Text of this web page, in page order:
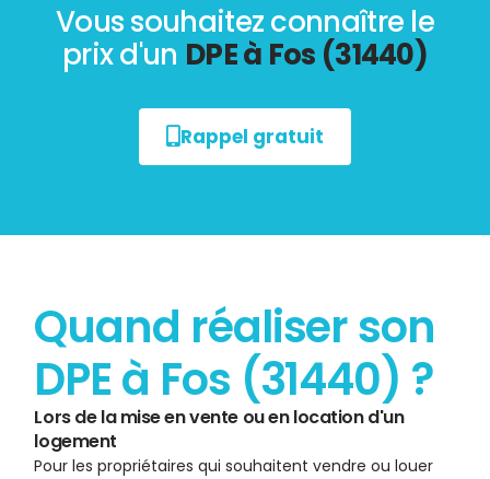
Vous souhaitez connaître le
prix d'un DPE à Fos (31440)
Rappel gratuit
Quand réaliser son
DPE à Fos (31440) ?
Lors de la mise en vente ou en location d'un
logement
Pour les propriétaires qui souhaitent vendre ou louer